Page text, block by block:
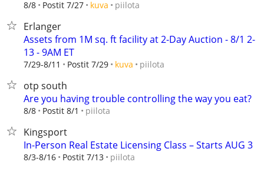
8/8 Postit 7/27 kuva piilota
Erlanger
Assets from 1M sq. ft facility at 2-Day Auction - 8/1 2-
13 - 9AM ET
7/29-8/11 Postit 7/29 kuva piilota
otp south
Are you having trouble controlling the way you eat?
8/8 Postit 8/1 piilota
Kingsport
In-Person Real Estate Licensing Class – Starts AUG 3
8/3-8/16 Postit 7/13 piilota